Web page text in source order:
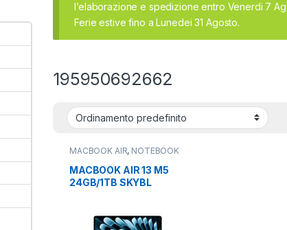
l’elaborazione e spedizione entro Venerdi 7
Ferie estive fino a Lunedei 31 Agosto.
195950692662
MACBOOK AIR, NOTEBOOK
ULTRABOOK E
CONVERTIBILI
MACBOOK AIR 13 M5
24GB/1TB SKYBL